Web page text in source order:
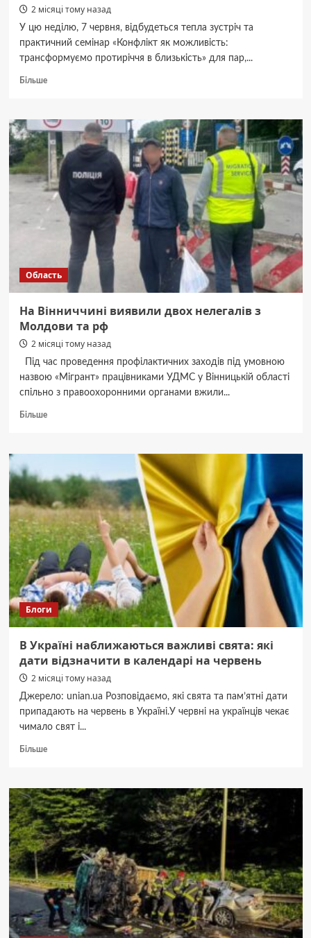
2 місяці тому назад
У цю неділю, 7 червня, відбудеться тепла зустріч та
практичний семінар «Конфлікт як можливість:
трансформуємо протиріччя в близькість» для пар,...
БільшеДокладніше
та
вінничанок
запрошують
психологічний
семінар
про
трансформацію
конфліктів
гармонійні
відносини
Область
На Вінниччині виявили двох нелегалів з
Молдови та рф
2 місяці тому назад
Під час проведення профілактичних заходів під умовною
назвою «Мігрант» працівниками УДМС у Вінницькій області
спільно з правоохоронними органами вжили...
БільшеДокладніше
Вінниччині
двох
нелегалів
з
Молдови
та
рф
Блоги
В Україні наближаються важливі свята: які
дати відзначити в календарі на червень
2 місяці тому назад
Джерело: unian.ua Розповідаємо, які свята та пам’ятні дати
припадають на червень в Україні.У червні на українців чекає
чимало свят і...
БільшеДокладніше
Україні
наближаються
важливі
свята:
які
дати
відзначити
в
календарі
на
червень